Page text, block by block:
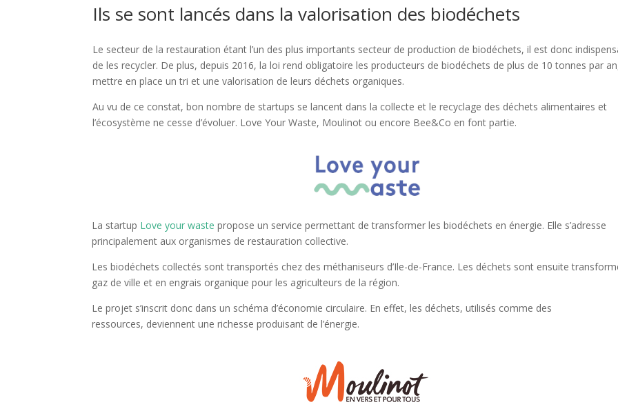
Ils se sont lancés dans la valorisation des biodéchets
Le secteur de la restauration étant l’un des plus importants secteur de production de biodéchets, il est donc
de les recycler. De plus, depuis 2016, la loi rend obligatoire les producteurs de biodéchets de plus de 10 tonnes par
mettre en place un tri et une valorisation de leurs déchets organiques.
Au vu de ce constat, bon nombre de startups se lancent dans la collecte et le recyclage des déchets alimentaires et
l’écosystème ne cesse d’évoluer. Love Your Waste, Moulinot ou encore Bee&Co en font partie.
La startup Love your waste propose un service permettant de transformer les biodéchets en énergie. Elle s’adresse
principalement aux organismes de restauration collective.
Les biodéchets collectés sont transportés chez des méthaniseurs d’Ile-de-France. Les déchets sont ensuite
gaz de ville et en engrais organique pour les agriculteurs de la région.
Le projet s’inscrit donc dans un schéma d’économie circulaire. En effet, les déchets, utilisés comme des
ressources, deviennent une richesse produisant de l’énergie.